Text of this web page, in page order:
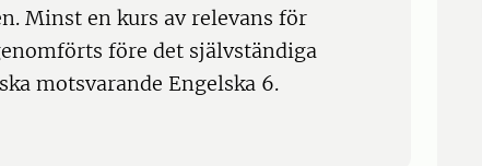
Minst en kurs av relevans för
före det självständiga
motsvarande Engelska 6.